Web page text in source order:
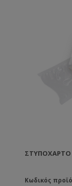
ΣΤΥΠΌΧΑΡΤΟ
Κωδικός